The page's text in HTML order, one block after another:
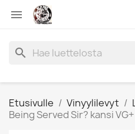

search
Etusivulle Vinyylilevyt
Being Served Sir? kansi